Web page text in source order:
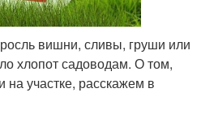
вишни, сливы, груши или
хлопот садоводам. О том,
на участке, расскажем в